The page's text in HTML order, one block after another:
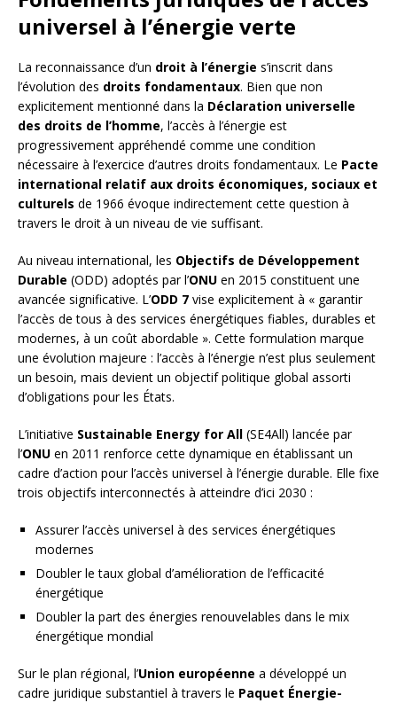
universel à l’énergie verte
La reconnaissance d’un droit à l’énergie s’inscrit dans
l’évolution des droits fondamentaux. Bien que non
explicitement mentionné dans la Déclaration universelle
des droits de l’homme, l’accès à l’énergie est
progressivement appréhendé comme une condition
nécessaire à l’exercice d’autres droits fondamentaux. Le Pacte
international relatif aux droits économiques, sociaux et
culturels de 1966 évoque indirectement cette question à
travers le droit à un niveau de vie suffisant.
Au niveau international, les Objectifs de Développement
Durable (ODD) adoptés par l’ONU en 2015 constituent une
avancée significative. L’ODD 7 vise explicitement à « garantir
l’accès de tous à des services énergétiques fiables, durables et
modernes, à un coût abordable ». Cette formulation marque
une évolution majeure : l’accès à l’énergie n’est plus seulement
un besoin, mais devient un objectif politique global assorti
d’obligations pour les États.
L’initiative Sustainable Energy for All (SE4All) lancée par
l’ONU en 2011 renforce cette dynamique en établissant un
cadre d’action pour l’accès universel à l’énergie durable. Elle fixe
trois objectifs interconnectés à atteindre d’ici 2030 :
Assurer l’accès universel à des services énergétiques
modernes
Doubler le taux global d’amélioration de l’efficacité
énergétique
Doubler la part des énergies renouvelables dans le mix
énergétique mondial
Sur le plan régional, l’Union européenne a développé un
cadre juridique substantiel à travers le Paquet Énergie-